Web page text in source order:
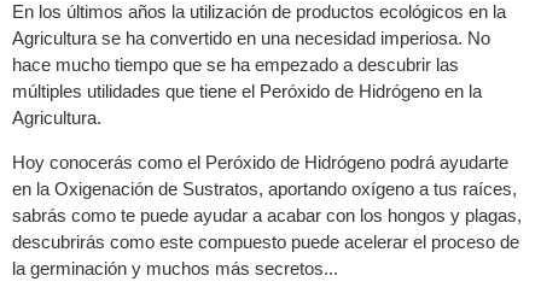
En los últimos años la utilización de productos ecológicos en la
Agricultura se ha convertido en una necesidad imperiosa. No
hace mucho tiempo que se ha empezado a descubrir las
múltiples utilidades que tiene el Peróxido de Hidrógeno en la
Agricultura.
Hoy conocerás como el Peróxido de Hidrógeno podrá ayudarte
en la Oxigenación de Sustratos, aportando oxígeno a tus raíces,
sabrás como te puede ayudar a acabar con los hongos y plagas,
descubrirás como este compuesto puede acelerar el proceso de
la germinación y muchos más secretos...